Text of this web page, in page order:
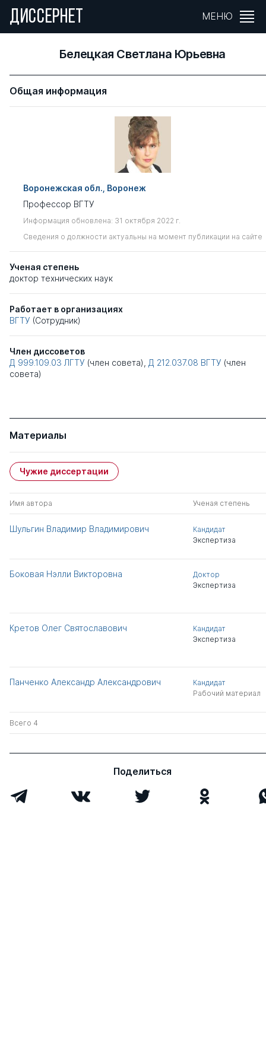
ДИССЕРНЕТ МЕНЮ
Белецкая Светлана Юрьевна
Общая информация
Воронежская обл., Воронеж
Профессор ВГТУ
Информация обновлена: 31 октября 2022 г.
Сведения о должности актуальны на момент публикации на сайте
Ученая степень
доктор технических наук
Работает в организациях
ВГТУ (Сотрудник)
Член диссоветов
Д 999.109.03 ЛГТУ (член совета), Д 212.037.08 ВГТУ (член
совета)
Материалы
Чужие диссертации
Имя автора Ученая степень
Шульгин Владимир Владимирович
Кандидат
Экспертиза
Боковая Нэлли Викторовна
Доктор
Экспертиза
Кретов Олег Святославович
Кандидат
Экспертиза
Панченко Александр Александрович
Кандидат
Рабочий материал
Всего 4
Поделиться